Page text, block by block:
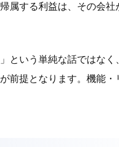
属する利益は、その会
という単純な話ではな
前提となります。機能